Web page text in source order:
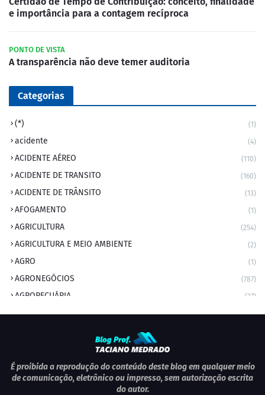
e importância para a contagem recíproca
PONTO DE VISTA
A transparência não deve temer auditoria
Categorias
(*) (1)
acidente (4)
ACIDENTE AÉREO (110)
ACIDENTE DE TRANSITO (160)
ACIDENTE DE TRÂNSITO (13)
AFOGAMENTO (1)
AGRICULTURA (254)
AGRICULTURA E MEIO AMBIENTE (2)
AGRO (1)
AGRONEGÓCIOS (787)
AGROPECUÁRIA (37)
AMBIENTE (9)
ANIVERSÁRIO DA CIDADE
ANIVERSÁRIOS (1)
APEXBRASIL (1)
É proibida a reprodução do conteúdo deste blog em qualquer meio
de comunicação, eletrônico ou impresso, sem autorização escrita
do autor.